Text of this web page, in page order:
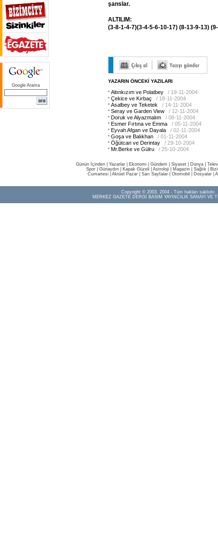
Google Arama
şanslar.
ALTILIM:
(3-8-1-4-7)(3-4-5-6-10-17) (8-13-9-13)
YAZARIN ÖNCEKİ YAZILARI
Altınkızım ve Polatbey
/ 19-11-2004
Çekice ve Kırbaç
/ 18-11-2004
Asalbey ve Teketek
/ 14-11-2004
Seray ve Garden View
/ 12-11-2004
Doruk ve Alyazmalım
/ 08-11-2004
Esmer Fırtına ve Emma
/ 05-11-2004
Eyvah Afgan ve Dayala
/ 02-11-2004
Goşa ve Balıkhan
/ 01-11-2004
Öğütcan ve Derintay
/ 29-10-2004
Mr.Berke ve Gülru
/ 25-10-2004
Günün İçinden Yazarlar Ekonomi Gündem Siyaset Dünya |
Spor
Günaydın Kapak Güzeli Astroloji Magazin Sağlık
Cumartesi| Aktüel Pazar| Sarı Sayfalar| Otomobil Dosyalar|
Copyright © 2003, 2004 - Tüm hakları saklıdır.
MERKEZ GAZETE DERGİ BASIM YAYINCILIK SANAYİ VE